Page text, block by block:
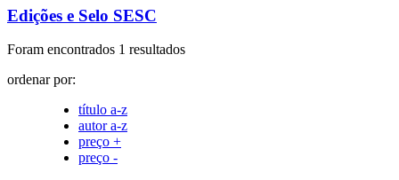
Edições e Selo SESC
Foram encontrados 1 resultados
ordenar por:
título a-z
autor a-z
preço +
preço -